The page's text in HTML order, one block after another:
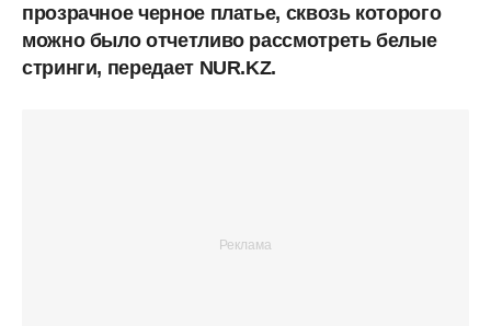
прозрачное черное платье, сквозь которого
можно было отчетливо рассмотреть белые
стринги, передает NUR.KZ.